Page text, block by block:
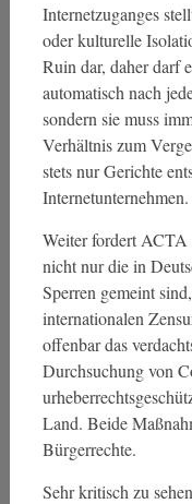
Internetzuganges
oder kulturelle
Ruin dar, daher darf
automatisch nach
sondern sie muss
Verhältnis zum
stets nur Gerichte
Internetunternehmen.
Weiter fordert ACTA
nicht nur die in
Sperren gemeint
internationalen
offenbar das
Durchsuchung von
Land. Beide
Bürgerrechte.
Sehr kritisch zu